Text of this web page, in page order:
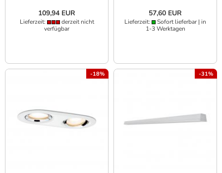
109,94 EUR
Lieferzeit:
derzeit nicht
verfügbar
57,60 EUR
Lieferzeit:
Sofort lieferbar | in
1-3 Werktagen
-18% -31%